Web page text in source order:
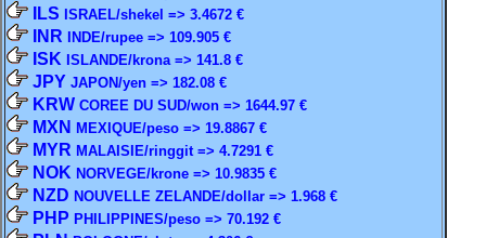
ILS ISRAEL/shekel => 3.4672 €
INR INDE/rupee => 109.905 €
ISK ISLANDE/krona => 141.8 €
JPY JAPON/yen => 182.08 €
KRW COREE DU SUD/won => 1644.97 €
MXN MEXIQUE/peso => 19.8867 €
MYR MALAISIE/ringgit => 4.7291 €
NOK NORVEGE/krone => 10.9835 €
NZD NOUVELLE ZELANDE/dollar => 1.968 €
PHP PHILIPPINES/peso => 70.192 €